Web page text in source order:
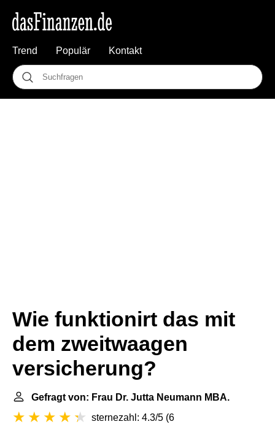
Trend Populär Kontakt
Wie funktionirt das mit
dem zweitwaagen
versicherung?
Gefragt von: Frau Dr. Jutta Neumann MBA.
sternezahl: 4.3/5 (6